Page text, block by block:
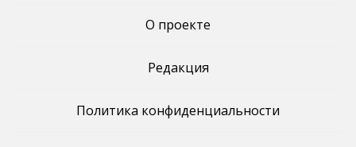
О проекте
Редакция
Политика конфиденциальности